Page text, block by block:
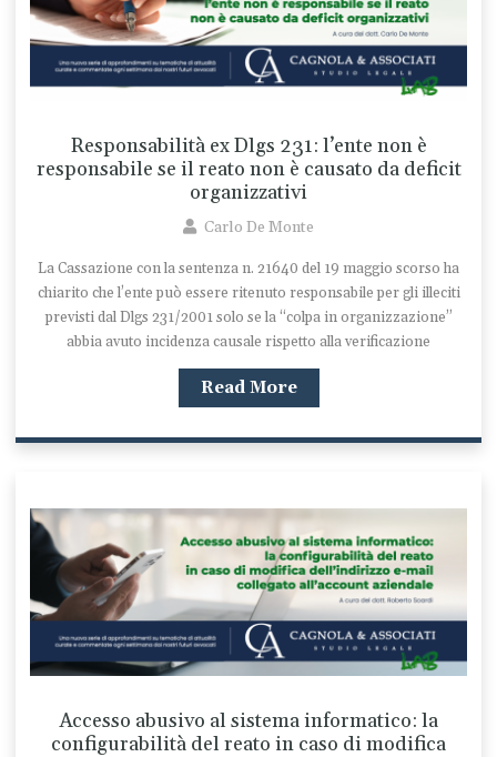
Responsabilità ex Dlgs 231: l’ente non è
responsabile se il reato non è causato da deficit
organizzativi
Carlo De Monte
La Cassazione con la sentenza n. 21640 del 19 maggio scorso ha
chiarito che l’ente può essere ritenuto responsabile per gli illeciti
previsti dal Dlgs 231/2001 solo se la “colpa in organizzazione”
abbia avuto incidenza causale rispetto alla verificazione
Read More
Accesso abusivo al sistema informatico: la
configurabilità del reato in caso di modifica